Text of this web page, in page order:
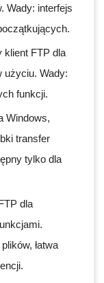
Wady: interfejs
klient FTP dla
użyciu. Wady:
funkcji.
Windows,
transfer
tylko dla
dla
łatwa